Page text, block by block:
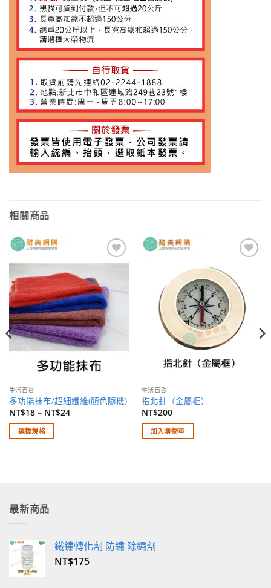
相關商品
加入
生活百貨
多功能抹布/超細纖維(顏色隨機)
NT$18– NT$24
選擇規格
有
種
款
可
生活百貨
指北針（金屬框）
NT$200
加入購物車
最新商品
鐵鏽轉化劑 防鏽 除鏽劑
NT$175